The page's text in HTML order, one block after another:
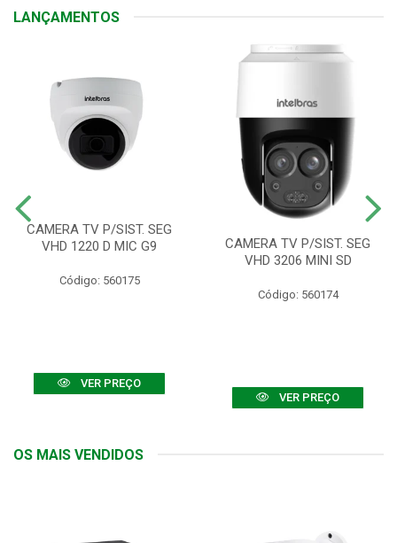
LANÇAMENTOS
CAMERA TV P/SIST. SEG
VHD 1220 D MIC G9
Código: 560175
VER PREÇO
CAMERA TV P/SIST. SEG
VHD 3206 MINI SD
Código: 560174
VER PREÇO
OS MAIS VENDIDOS